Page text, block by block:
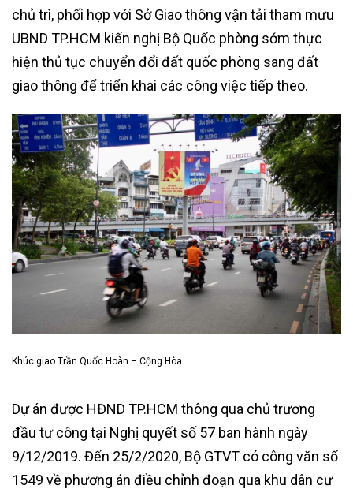
chủ trì, phối hợp với Sở Giao thông vận tải tham mưu
UBND TP.HCM kiến nghị Bộ Quốc phòng sớm thực
hiện thủ tục chuyển đổi đất quốc phòng sang đất
giao thông để triển khai các công việc tiếp theo.
Khúc giao Trần Quốc Hoàn – Cộng Hòa
Dự án được HĐND TP.HCM thông qua chủ trương
đầu tư công tại Nghị quyết số 57 ban hành ngày
9/12/2019. Đến 25/2/2020, Bộ GTVT có công văn số
1549 về phương án điều chỉnh đoạn qua khu dân cư